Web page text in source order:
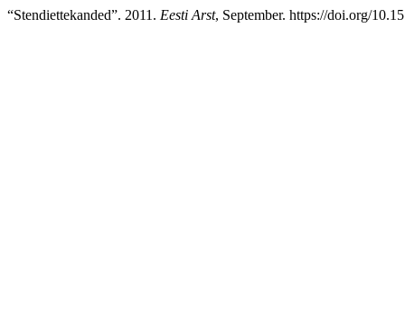
“Stendiettekanded”. 2011. Eesti Arst, September. https://doi.org/